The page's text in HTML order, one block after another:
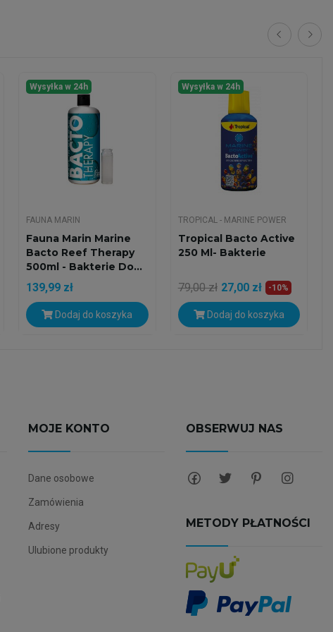
Wysyłka w 24h
FAUNA MARIN
Fauna Marin Marine
Bacto Reef Therapy
500ml - Bakterie Do...
139,99 zł
Dodaj do koszyka
Wysyłka w 24h
TROPICAL - MARINE POWER
Tropical Bacto Active
250 Ml- Bakterie
79,00 zł 27,00 zł -10%
Dodaj do koszyka
MOJE KONTO
Dane osobowe
Zamówienia
Adresy
Ulubione produkty
OBSERWUJ NAS
METODY PŁATNOŚCI